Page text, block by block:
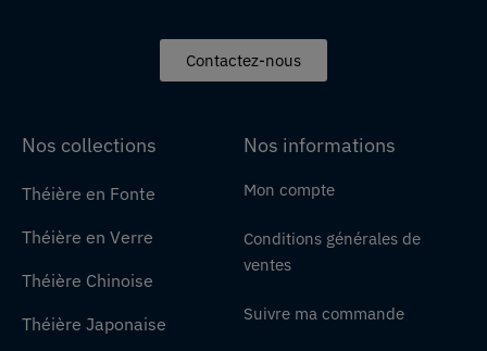
Contactez-nous
Nos collections
Théière en Fonte
Théière en Verre
Théière Chinoise
Théière Japonaise
Nos informations
Mon compte
Conditions générales de
ventes
Suivre ma commande